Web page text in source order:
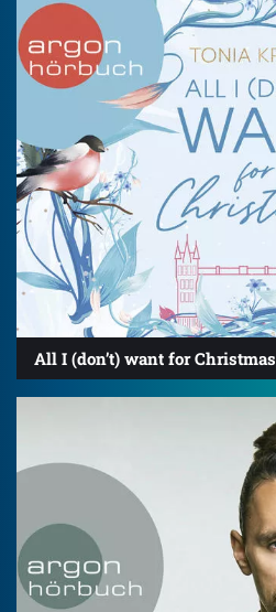
All I (don’t) want for Christmas